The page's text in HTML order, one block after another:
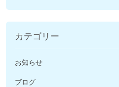
カテゴリー
お知らせ
ブログ